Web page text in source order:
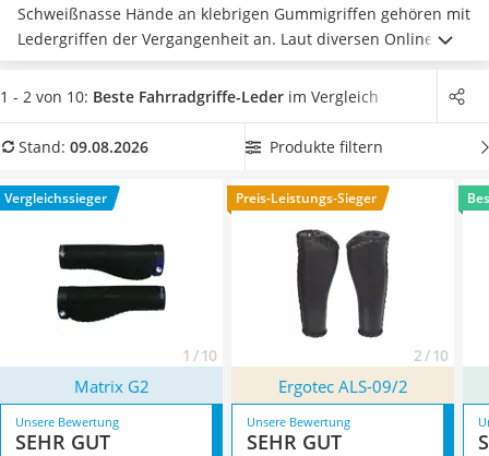
Reisetasche mit Rollen
Klimmzugstation
Koffer
Nachtsichtgerät
Handgepäck-Koffer
Wanderschuhe Herren
Sicherheitsweste Reiten
Schweißnasse Hände an klebrigen Gummigriffen gehören mit
Ledergriffen der Vergangenheit an. Laut diversen Online-
Tests ist dies auf dieatmungsaktiven Eigenschaftendes
Naturmaterials Leder zurückzuführen. Insbesondere
sollten Sie auch schmerzenden Handgelenken vorbeugen.
Fahrradgriffeaus Leder. Überzeugt hat uns hier im August
2026 besonders das Modell
Matrix G2* mit seinen
Eigenschaften.
1 - 2 von 10: Beste Fahrradgriffe-Leder im Vergleich
Stand: 09.08.2026 Produkte filtern
Vergleichssieger
1 / 10
Preis-Leistungs-Sieger
2 / 10
Matrix G2 Ergotec ALS-09/2
Unsere Bewertung
SEHR GUT
Unsere Bewertung
SEHR GUT